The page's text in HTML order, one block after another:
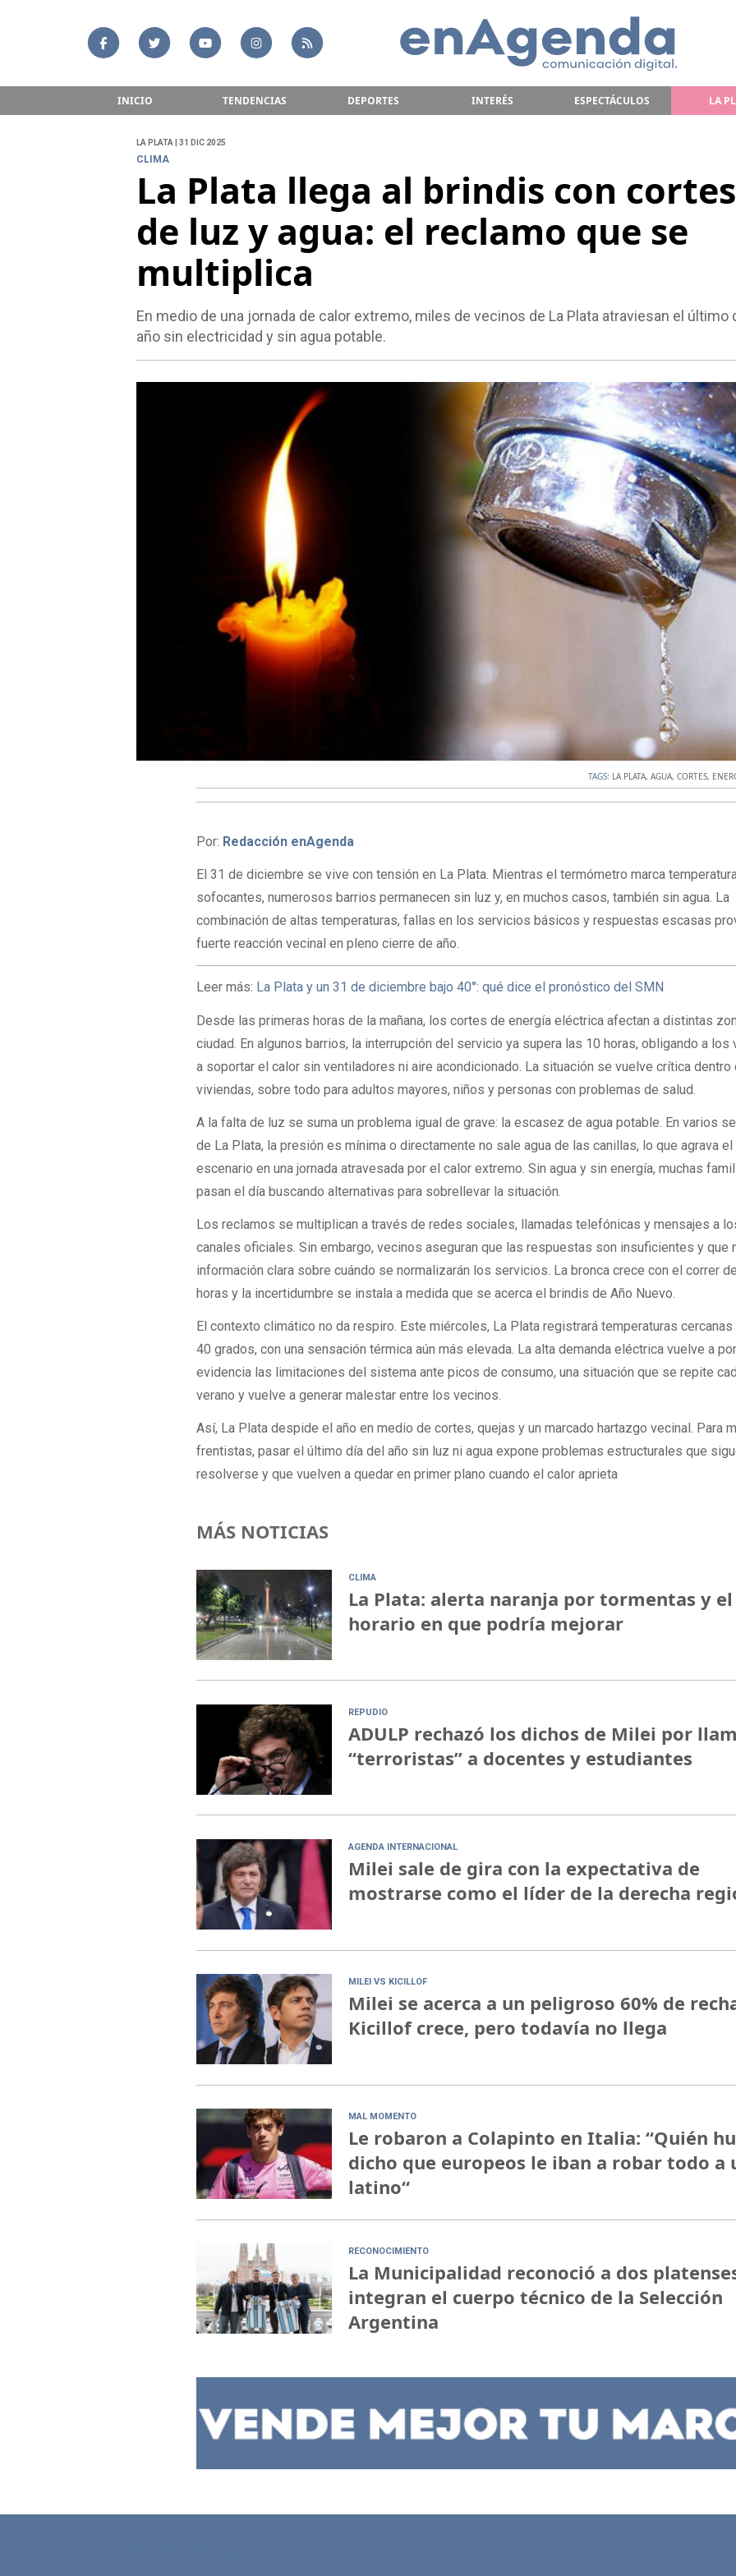
INICIO TENDENCIAS DEPORTES INTERÉS ESPECTÁCULOS LA
LA PLATA | 31 DIC 2025
CLIMA
La Plata llega al brindis con cortes
de luz y agua: el reclamo que se
multiplica
En medio de una jornada de calor extremo, miles de vecinos de La Plata atraviesan el último
año sin electricidad y sin agua potable.
TAGS: LA PLATA,AGUA,CORTES,
Por: Redacción enAgenda
El 31 de diciembre se vive con tensión en La Plata. Mientras el termómetro marca
sofocantes, numerosos barrios permanecen sin luz y, en muchos casos, también sin agua. La
combinación de altas temperaturas, fallas en los servicios básicos y respuestas escasas
fuerte reacción vecinal en pleno cierre de año.
Leer más: La Plata y un 31 de diciembre bajo 40°: qué dice el pronóstico del SMN
Desde las primeras horas de la mañana, los cortes de energía eléctrica afectan a distintas
ciudad. En algunos barrios, la interrupción del servicio ya supera las 10 horas, obligando a los
a soportar el calor sin ventiladores ni aire acondicionado. La situación se vuelve crítica dentro
viviendas, sobre todo para adultos mayores, niños y personas con problemas de salud.
A la falta de luz se suma un problema igual de grave: la escasez de agua potable. En varios
de La Plata, la presión es mínima o directamente no sale agua de las canillas, lo que agrava el
escenario en una jornada atravesada por el calor extremo. Sin agua y sin energía, muchas
pasan el día buscando alternativas para sobrellevar la situación.
Los reclamos se multiplican a través de redes sociales, llamadas telefónicas y mensajes a
canales oficiales. Sin embargo, vecinos aseguran que las respuestas son insuficientes y que
información clara sobre cuándo se normalizarán los servicios. La bronca crece con el correr
horas y la incertidumbre se instala a medida que se acerca el brindis de Año Nuevo.
El contexto climático no da respiro. Este miércoles, La Plata registrará temperaturas
40 grados, con una sensación térmica aún más elevada. La alta demanda eléctrica vuelve a
evidencia las limitaciones del sistema ante picos de consumo, una situación que se repite
verano y vuelve a generar malestar entre los vecinos.
Así, La Plata despide el año en medio de cortes, quejas y un marcado hartazgo vecinal. Para
frentistas, pasar el último día del año sin luz ni agua expone problemas estructurales que
resolverse y que vuelven a quedar en primer plano cuando el calor aprieta
MÁS NOTICIAS
CLIMA
La Plata: alerta naranja por tormentas y el
horario en que podría mejorar
REPUDIO
ADULP rechazó los dichos de Milei por
“terroristas” a docentes y estudiantes
AGENDA INTERNACIONAL
Milei sale de gira con la expectativa de
mostrarse como el líder de la derecha
MILEI VS KICILLOF
Milei se acerca a un peligroso 60% de
Kicillof crece, pero todavía no llega
MAL MOMENTO
Le robaron a Colapinto en Italia: “Quién
dicho que europeos le iban a robar todo a
latino“
RECONOCIMIENTO
La Municipalidad reconoció a dos
integran el cuerpo técnico de la Selección
Argentina